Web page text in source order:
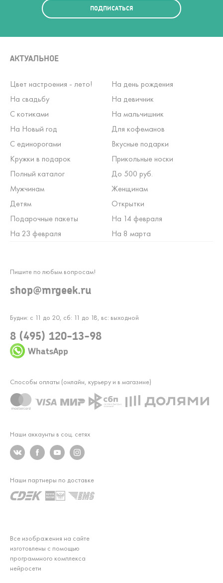
ПОДПИСАТЬСЯ
АКТУАЛЬНОЕ
Цвет настроения - лето!
На день рождения
На свадьбу
На девичник
С котиками
На мальчишник
На Новый год
Для кофеманов
С единорогами
Вкусные подарки
Кружки в подарок
Прикольные носки
Полный каталог
До 500 руб.
Мужчинам
Женщинам
Детям
Открытки
Подарочные пакеты
На 14 февраля
На 23 февраля
На 8 марта
Будни: с 11 до 20, сб: 11 до 18, вс: выходной
8 (495) 120-13-98
WhatsApp
Пишите по любым вопросам!
shop@mrgeek.ru
Наши аккаунты в соц. сетях
Все изображения на сайте
изготовлены с помощью
программного комплекса
нейросети
Способы оплаты (онлайн, курьеру и в магазине)
Наши партнеры по доставке